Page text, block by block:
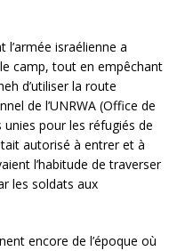
israélienne a
camp, tout en empêchant
d’utiliser la route
de l’UNRWA (Office de
pour les réfugiés de
autorisé à entrer et à
l’habitude de traverser
les soldats aux
encore de l’époque où